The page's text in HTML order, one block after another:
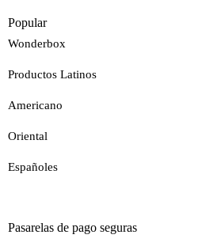
Popular
Wonderbox
Productos Latinos
Americano
Oriental
Españoles
Pasarelas de pago seguras